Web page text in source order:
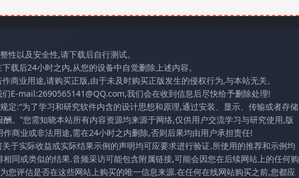
性以及安全性,请下载后自行测试。
载后24小时之内,从您的设备中自觉删除上述内容。
商业用途,请购买正版,由于未及时购买正版发生的侵权行为,与本站无关。
E-mail:2690565141@QQ.com,我们会在收到信息后尽快给予删除处理!
定:“为了学习和研究软件内含的设计思想和原理,通过安装、显示、传输或者存储
。”您需知晓本站所有内容资源均来源于网络,仅供用户交流学习与研究使用,版
商业或非法用途,需在24小时之内删除,否则后果均由用户承担责任!
于实际收益或实际结果示例的声明均可应要求进行验证.所使用的推荐和示例均
同或类似的结果.音频采访可能包含附属链接,可能会因您在后续网站上的任何购
您评估是否在这些网站上购买的唯一信息来源.在任何在线网站购买之前,您都应